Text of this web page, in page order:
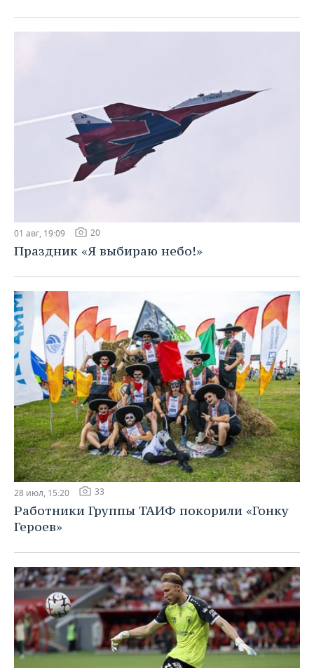
01 авг, 19:09 20
Праздник «Я выбираю небо!»
28 июл, 15:20 33
Работники Группы ТАИФ покорили «Гонку
Героев»